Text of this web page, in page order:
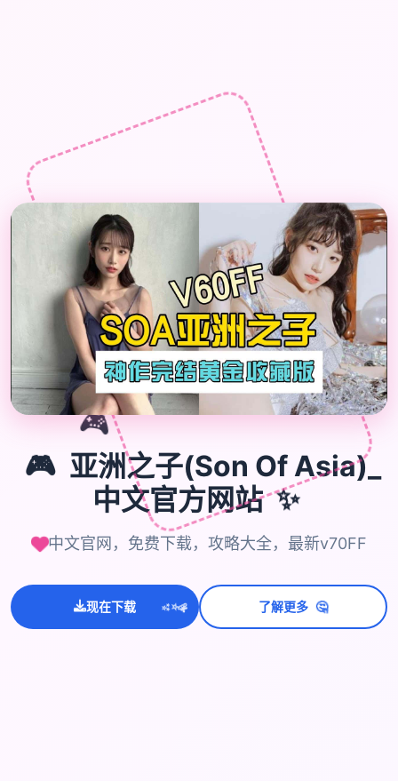
🎮
🎮 亚洲之子(Son Of Asia)_
中文官方网站 ✨
中文官网，免费下载，攻略大全，最新v70FF
现在下载 ✨
⭐💫 了解更多 🤔